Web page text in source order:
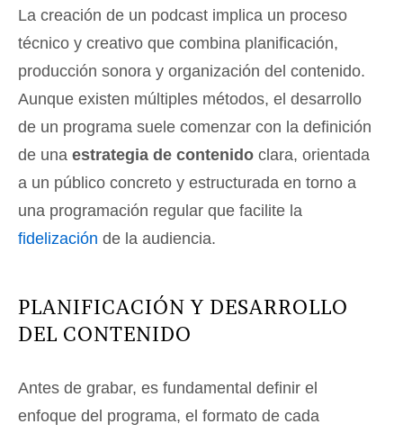
La creación de un podcast implica un proceso
técnico y creativo que combina planificación,
producción sonora y organización del contenido.
Aunque existen múltiples métodos, el desarrollo
de un programa suele comenzar con la definición
de una estrategia de contenido clara, orientada
a un público concreto y estructurada en torno a
una programación regular que facilite la
fidelización de la audiencia.
PLANIFICACIÓN Y DESARROLLO
DEL CONTENIDO
Antes de grabar, es fundamental definir el
enfoque del programa, el formato de cada